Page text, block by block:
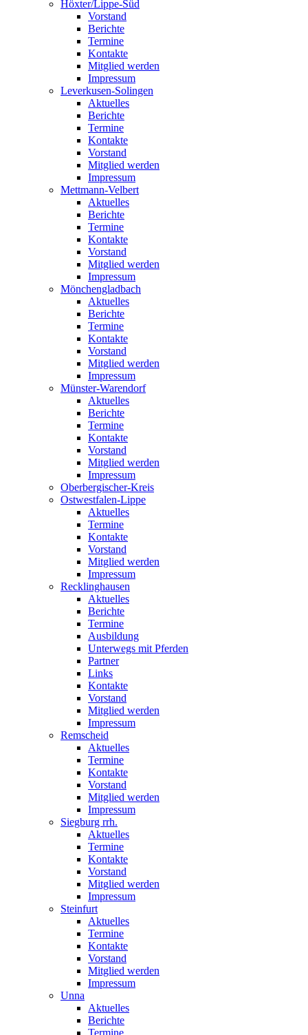
Höxter/Lippe-Süd
Vorstand
Berichte
Termine
Kontakte
Mitglied werden
Impressum
Leverkusen-Solingen
Aktuelles
Berichte
Termine
Kontakte
Vorstand
Mitglied werden
Impressum
Mettmann-Velbert
Aktuelles
Berichte
Termine
Kontakte
Vorstand
Mitglied werden
Impressum
Mönchengladbach
Aktuelles
Berichte
Termine
Kontakte
Vorstand
Mitglied werden
Impressum
Münster-Warendorf
Aktuelles
Berichte
Termine
Kontakte
Vorstand
Mitglied werden
Impressum
Oberbergischer-Kreis
Ostwestfalen-Lippe
Aktuelles
Termine
Kontakte
Vorstand
Mitglied werden
Impressum
Recklinghausen
Aktuelles
Berichte
Termine
Ausbildung
Unterwegs mit Pferden
Partner
Links
Kontakte
Vorstand
Mitglied werden
Impressum
Remscheid
Aktuelles
Termine
Kontakte
Vorstand
Mitglied werden
Impressum
Siegburg rrh.
Aktuelles
Termine
Kontakte
Vorstand
Mitglied werden
Impressum
Steinfurt
Aktuelles
Termine
Kontakte
Vorstand
Mitglied werden
Impressum
Unna
Aktuelles
Berichte
Termine